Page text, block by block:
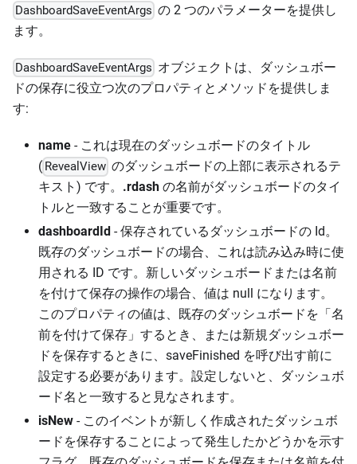
DashboardSaveEventArgs の 2 つのパラメーターを提供し
ます。
DashboardSaveEventArgs オブジェクトは、ダッシュボー
ドの保存に役立つ次のプロパティとメソッドを提供しま
す:
name - これは現在のダッシュボードのタイトル
( RevealView のダッシュボードの上部に表示されるテ
キスト) です。 .rdash の名前がダッシュボードのタイ
トルと一致することが重要です。
dashboardId - 保存されているダッシュボードの Id。
既存のダッシュボードの場合、これは読み込み時に使
用される ID です。新しいダッシュボードまたは名前
を付けて保存の操作の場合、値は null になります。
このプロパティの値は、既存のダッシュボードを「名
前を付けて保存」するとき、または新規ダッシュボー
ドを保存するときに、saveFinished を呼び出す前に
設定する必要があります。設定しないと、ダッシュボ
ード名と一致すると見なされます。
isNew - このイベントが新しく作成されたダッシュボ
ードを保存することによって発生したかどうかを示す